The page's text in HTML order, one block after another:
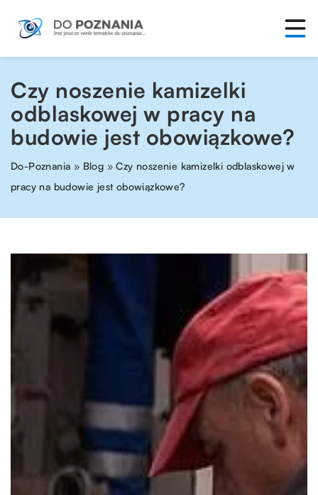
Czy noszenie kamizelki
odblaskowej w pracy na
budowie jest obowiązkowe?
Do-Poznania » Blog »Czy noszenie kamizelki odblaskowej w
pracy na budowie jest obowiązkowe?